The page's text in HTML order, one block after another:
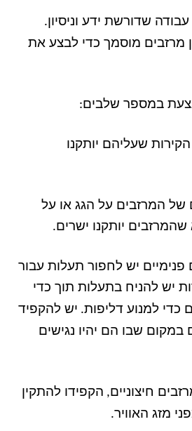
שדורשת ידע וניסיון.
מרזבים מוסמך כדי לבצע את
במספר שלבים:
שעליהם יותקנו
של המרזבים על הגג או על
שהמרזבים יותקנו ישרים.
יש לחפור תעלות עבור
יש להניח בתעלות תוך כדי
כדי למנוע דליפות. יש להקפיד
שבו הם יהיו נגישים
חיצוניים, הקפידו להתקין
מזג האוויר.